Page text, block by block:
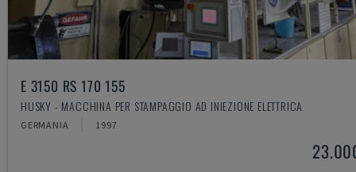
E 3150 RS 170 155
HUSKY - MACCHINA PER STAMPAGGIO AD INIEZIONE ELETTRICA
GERMANIA 1997